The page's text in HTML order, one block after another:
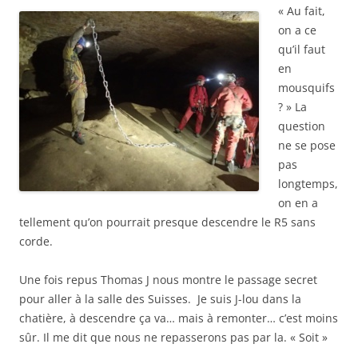
« Au fait,
on a ce
qu’il faut
en
mousquifs
? » La
question
ne se pose
pas
longtemps,
on en a
tellement qu’on pourrait presque descendre le R5 sans
corde.
Une fois repus Thomas J nous montre le passage secret
pour aller à la salle des Suisses. Je suis J-lou dans la
chatière, à descendre ça va… mais à remonter… c’est moins
sûr. Il me dit que nous ne repasserons pas par la. « Soit »